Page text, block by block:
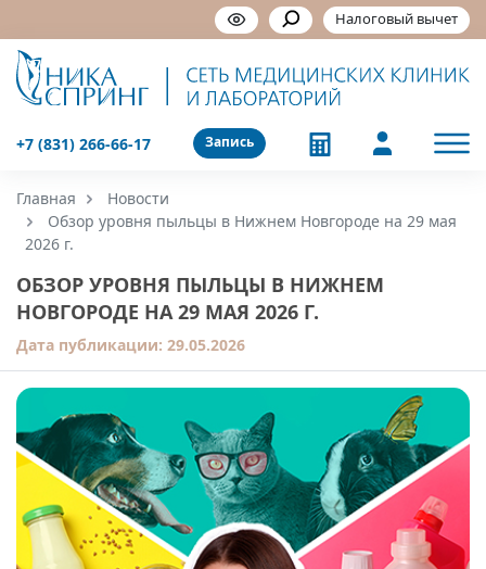
Налоговый вычет
Запись
+7 (831) 266-66-17
Главная
Новости
Обзор уровня пыльцы в Нижнем Новгороде на 29 мая
2026 г.
ОБЗОР УРОВНЯ ПЫЛЬЦЫ В НИЖНЕМ
НОВГОРОДЕ НА 29 МАЯ 2026 Г.
Дата публикации: 29.05.2026